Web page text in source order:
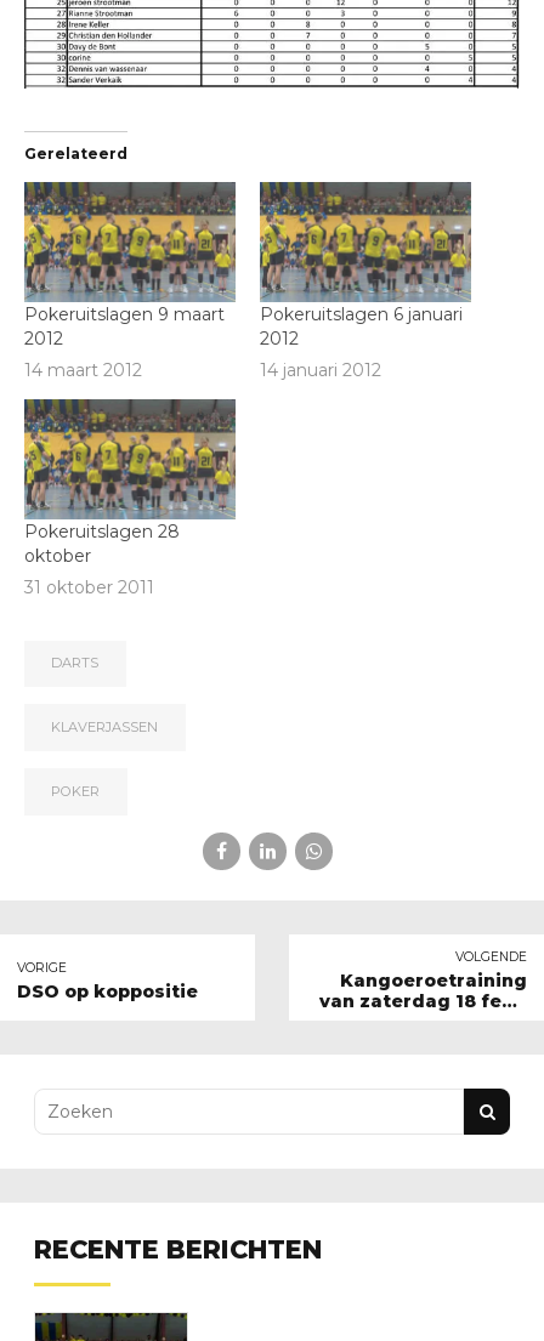
Gerelateerd
Pokeruitslagen 9 maart
2012
14 maart 2012
Pokeruitslagen 6 januari
2012
14 januari 2012
Pokeruitslagen 28
oktober
31 oktober 2011
DARTS
KLAVERJASSEN
POKER
VORIGE
DSO op koppositie
VOLGENDE
Kangoeroetraining
van zaterdag 18 febr.
RECENTE BERICHTEN